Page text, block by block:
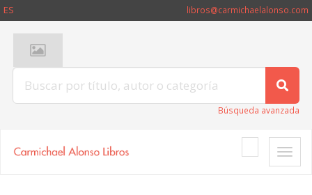
ES libros@carmichaelalonso.com
Búsqueda avanzada
Toggle